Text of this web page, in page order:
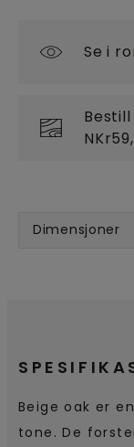
Se i
Dimensjoner
Beige oak er
tone. De